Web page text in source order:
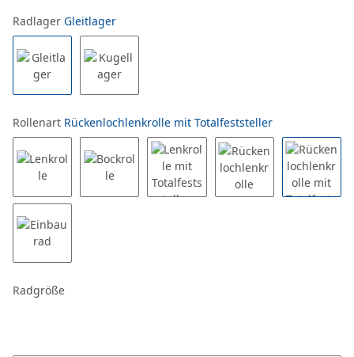
Radlager Gleitlager
Rollenart Rückenlochlenkrolle mit Totalfeststeller
Radgröße